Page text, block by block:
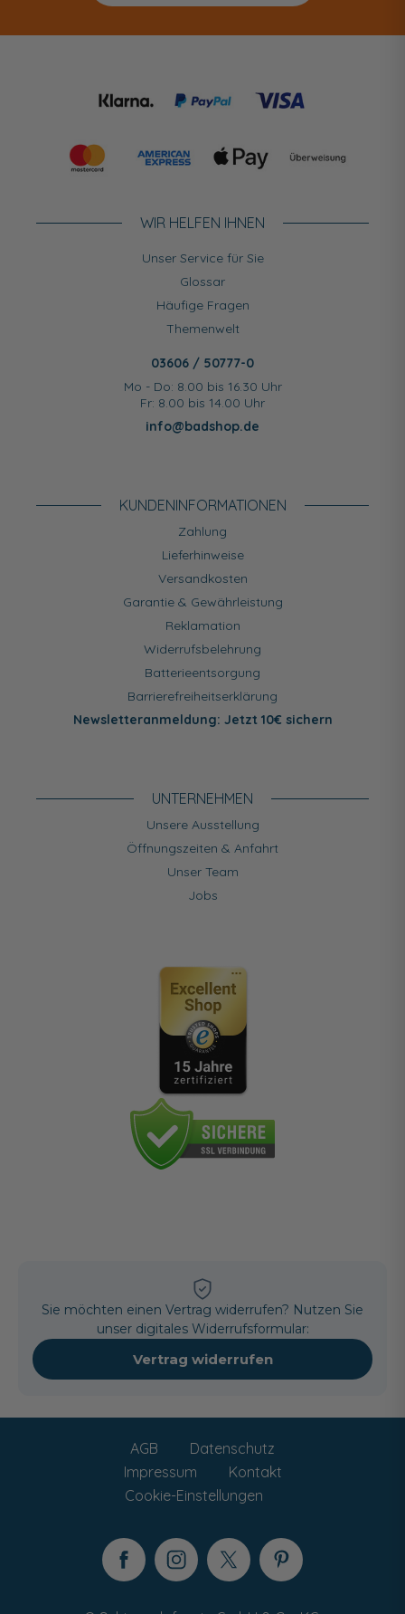
WIR HELFEN IHNEN
Unser Service für Sie
Glossar
Häufige Fragen
Themenwelt
03606 / 50777-0
Mo - Do: 8.00 bis 16.30 Uhr
Fr: 8.00 bis 14.00 Uhr
info@badshop.de
KUNDEN­INFORMATIONEN
Zahlung
Lieferhinweise
Versandkosten
Garantie & Gewährleistung
Reklamation
Widerrufsbelehrung
Batterieentsorgung
Barrierefreiheitserklärung
Newsletteranmeldung: Jetzt 10€ sichern
UNTERNEHMEN
Unsere Ausstellung
Öffnungszeiten & Anfahrt
Unser Team
Jobs
Sie möchten einen Vertrag widerrufen? Nutzen Sie
unser digitales Widerrufsformular:
Vertrag widerrufen
AGB
Datenschutz
Impressum
Kontakt
Cookie-Einstellungen